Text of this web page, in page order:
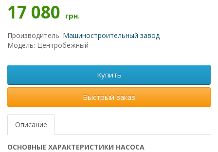
17 080 грн.
Производитель: Машиностроительный завод
Модель: Центробежный
Купить
Быстрый заказ
Описание
ОСНОВНЫЕ ХАРАКТЕРИСТИКИ НАСОСА